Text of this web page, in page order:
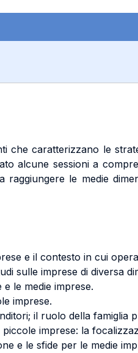
caratterizzano le
alcune sessioni a
le medie
e il contesto in cui
sulle imprese di diversa
le medie imprese.
imprese.
il ruolo della
imprese: la
e le sfide per le medie